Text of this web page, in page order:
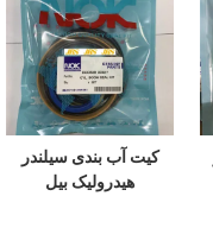
کیت آب بندی سیلندر
هیدرولیک بیل